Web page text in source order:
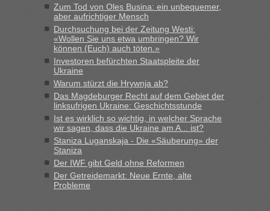
vor mir, bin sonst der Erste oder Zweite, egal, nach ca 20
Minuten wurde dann die nächste Welle...“
Berichte und Reisetipps • Re: An welchem
Grenzübergang zwischen Polen und der Ukraine geht es am
schnellsten?
„Derzeit, ist es überall sehr voll an den Grenzen Ukraine/
Polen. Zb. Krakovets 100 PKW ca. 10 h Wartezeit. Wollen
Montag rüber, versuchen es sehr früh.“
Zum Tod von Oles Busina: ein unbequemer,
aber aufrichtiger Mensch
Durchsuchung bei der Zeitung Westi:
«Wollen Sie uns etwa umbringen? Wir
können (Euch) auch töten.»
Investoren befürchten Staatspleite der
Ukraine
Warum stürzt die Hrywnja ab?
Das Magdeburger Recht auf dem Gebiet der
linksufrigen Ukraine: Geschichtsstunde
Ist es wirklich so wichtig, in welcher Sprache
wir sagen, dass die Ukraine am A... ist?
Staniza Luganskaja - Die «Säuberung» der
Staniza
Der IWF gibt Geld ohne Reformen
Der Getreidemarkt: Neue Ernte, alte
Probleme